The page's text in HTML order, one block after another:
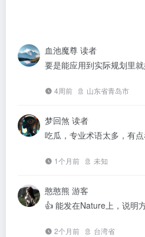
血池魔尊 读者
要是能应用到实际规划里
4周前 山东省青岛市
梦回煞 读者
吃瓜，专业术语太多，有点
1个月前 未知
憨憨熊 游客
👍 能发在Nature上，说明
2个月前 台湾省